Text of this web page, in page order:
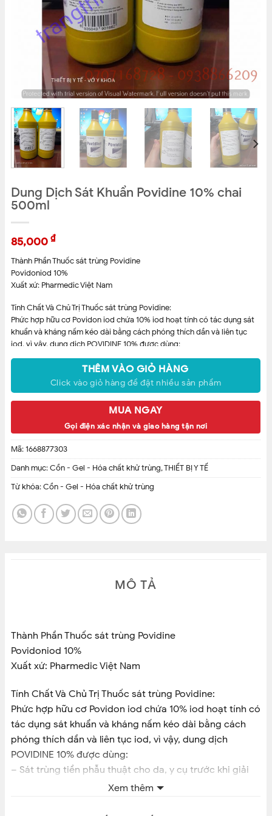
Dung Dịch Sát Khuẩn Povidine 10% chai
500ml
85,000 ₫
Thành Phần Thuốc sát trùng Povidine
Povidoniod 10%
Xuất xứ: Pharmedic Việt Nam
Tính Chất Và Chủ Trị Thuốc sát trùng Povidine:
Phức hợp hữu cơ Povidon iod chứa 10% iod hoạt tính có tác dụng sát
khuẩn và kháng nấm kéo dài bằng cách phóng thích dần và liên tục
iod, vì vậy, dung dịch POVIDINE 10% được dùng:
– Sát trùng tiền phẫu thuật cho da, y cụ trước khi giải phẫu hoặc
tiêm chích; phụ trị nấm da,lang ben,nấm kẽ.
– Chăm sóc rốn cho trẻ sơ sinh t
THÊM VÀO GIỎ HÀNG
Click vào giỏ hàng để đặt nhiều sản phẩm
MUA NGAY
Gọi điện xác nhận và giao hàng tận nơi
Mã:1668877303
Danh mục:Cồn - Gel - Hóa chất khử trùng,THIẾT BỊ Y TẾ
Từ khóa:Cồn - Gel - Hóa chất khử trùng
MÔ TẢ
Thành Phần Thuốc sát trùng Povidine
Povidoniod 10%
Xuất xứ: Pharmedic Việt Nam
Tính Chất Và Chủ Trị Thuốc sát trùng Povidine:
Phức hợp hữu cơ Povidon iod chứa 10% iod hoạt tính có
tác dụng sát khuẩn và kháng nấm kéo dài bằng cách
phóng thích dần và liên tục iod, vì vậy, dung dịch
POVIDINE 10% được dùng:
– Sát trùng tiền phẫu thuật cho da, y cụ trước khi giải
phẫu hoặc tiêm chích; phụ trị nấm da,lang ben,nấm kẽ.
Xem thêm